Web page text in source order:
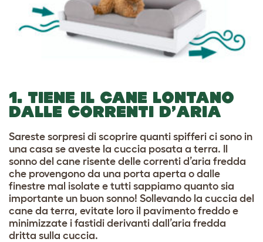
1. TIENE IL CANE LONTANO
DALLE CORRENTI D’ARIA
Sareste sorpresi di scoprire quanti spifferi ci sono in
una casa se aveste la cuccia posata a terra. Il
sonno del cane risente delle correnti d’aria fredda
che provengono da una porta aperta o dalle
finestre mal isolate e tutti sappiamo quanto sia
importante un buon sonno! Sollevando la cuccia del
cane da terra, evitate loro il pavimento freddo e
minimizzate i fastidi derivanti dall’aria fredda
dritta sulla cuccia.